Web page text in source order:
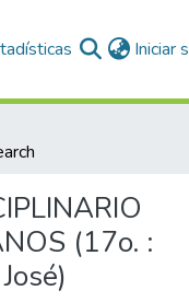
Iniciar
(17o. :